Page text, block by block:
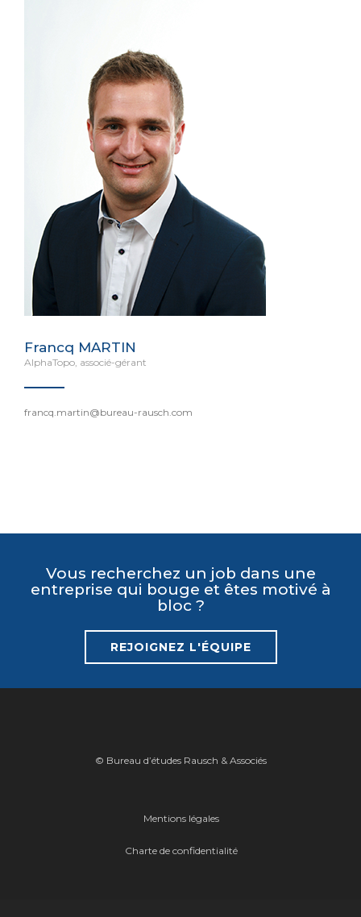
Francq MARTIN
AlphaTopo, associé-gérant
francq.martin@bureau-rausch.com
Vous recherchez un job dans une
entreprise qui bouge et êtes motivé à
bloc ?
REJOIGNEZ L'ÉQUIPE
© Bureau d’études Rausch & Associés
Mentions légales
Charte de confidentialité